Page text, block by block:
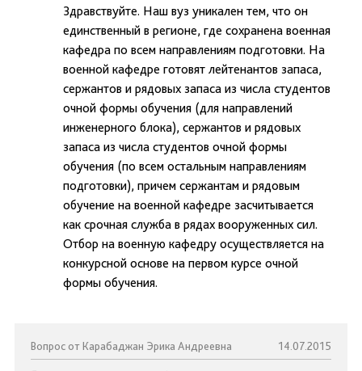
Здравствуйте. Наш вуз уникален тем, что он
единственный в регионе, где сохранена военная
кафедра по всем направлениям подготовки. На
военной кафедре готовят лейтенантов запаса,
сержантов и рядовых запаса из числа студентов
очной формы обучения (для направлений
инженерного блока), сержантов и рядовых
запаса из числа студентов очной формы
обучения (по всем остальным направлениям
подготовки), причем сержантам и рядовым
обучение на военной кафедре засчитывается
как срочная служба в рядах вооруженных сил.
Отбор на военную кафедру осуществляется на
конкурсной основе на первом курсе очной
формы обучения.
Вопрос от Карабаджан Эрика Андреевна 14.07.2015